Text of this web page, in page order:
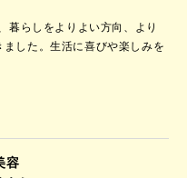
暮らしをよりよい方向、より
ました。生活に喜びや楽しみを
容